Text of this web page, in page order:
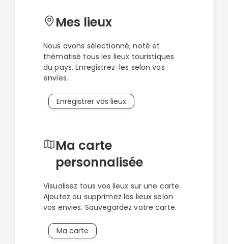
sur une petite île au beau milieu de l’Atlantique.
Dans les palmeraies de Fataga, vous voguerez
vous vous croirez presque en plein désert. À
travers cette sélection d’incontournables à voir à
Gran Canaria, je voudrais vous montrer que cette
amplement le détour, tant elle a de beautés
cachées à offrir.
Mes lieux
Nous avons sélectionné, noté et
thématisé tous les lieux touristiques
du pays. Enregistrez-les selon vos
envies.
Enregistrer vos lieux
Ma carte
personnalisée
Visualisez tous vos lieux sur une carte.
Ajoutez ou supprimez les lieux selon
vos envies. Sauvegardez votre carte.
Ma carte